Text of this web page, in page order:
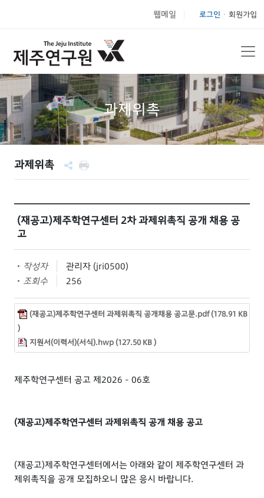
웹메일 로그인 회원가입
과제위촉
과제위촉
(재공고)제주학연구센터 2차 과제위촉직 공개 채용 공
고
작성자
관리자 (jri0500)
조회수
256
(재공고)제주학연구센터 과제위촉직 공개채용 공고문.pdf (178.91 KB
)
지원서(이력서)(서식).hwp (127.50 KB )
제주학연구센터 공고 제2026 - 06호
(재공고)제주학연구센터 과제위촉직 공개 채용 공고
(재공고)제주학연구센터에서는 아래와 같이 제주학연구센터 과
제위촉직을 공개 모집하오니 많은 응시 바랍니다.